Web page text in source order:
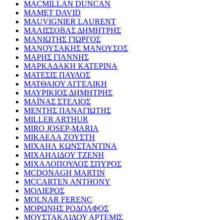
MACMILLAN DUNCAN
MAMET DAVID
MAUVIGNIER LAURENT
ΜΑΛΙΣΣΟΒΑΣ ΔΗΜΗΤΡΗΣ
ΜΑΝΙΩΤΗΣ ΓΙΩΡΓΟΣ
ΜΑΝΟΥΣΑΚΗΣ ΜΑΝΟΥΣΟΣ
ΜΑΡΗΣ ΓΙΑΝΝΗΣ
ΜΑΡΚΑΔΑΚΗ ΚΑΤΕΡΙΝΑ
ΜΑΤΕΣΙΣ ΠΑΥΛΟΣ
ΜΑΤΘΑΙΟΥ ΑΓΓΕΛΙΚΗ
ΜΑΥΡΙΚΙΟΣ ΔΗΜΗΤΡΗΣ
ΜΑΪΝΑΣ ΣΤΕΛΙΟΣ
ΜΕΝΤΗΣ ΠΑΝΑΓΙΩΤΗΣ
MILLER ARTHUR
MIRO JOSEP-MARIA
ΜΙΚΑΕΛΑ ΖΟΥΣΤΗ
ΜΙΧΑΗΛ ΚΩΝΣΤΑΝΤΙΝΑ
ΜΙΧΑΗΛΙΔΟΥ ΤΖΕΝΗ
ΜΙΧΑΛΟΠΟΥΛΟΣ ΣΠΥΡΟΣ
MCDONAGH MARTIN
MCCARTEN ANTHONY
ΜΟΛΙΕΡΟΣ
MOLNAR FERENC
ΜΟΡΩΝΗΣ ΡΟΔΟΛΦΟΣ
ΜΟΥΣΤΑΚΛΙΔΟΥ ΑΡΤΕΜΙΣ